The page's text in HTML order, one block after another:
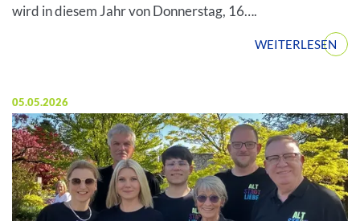
wird in diesem Jahr von Donnerstag, 16….
WEITERLESEN
Veröffentlicht am:
05.05.2026